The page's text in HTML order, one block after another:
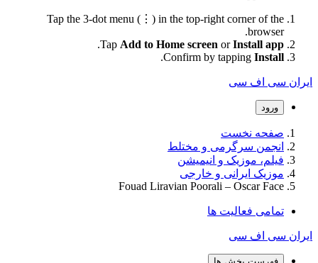
Tap the 3-dot menu (⋮) in the top-right corner of the
browser.
Tap Add to Home screen orInstall app
.
Confirm by tapping Install
.
ایران سی اف سی
ورود
صفحه نخست
انجمن سرگرمی و مختلط
فیلم، موزیک و انیمیشن
موزیک ایرانی و خارجی
Fouad Liravian Poorali – Oscar Face
تمامی فعالیت ها
ایران سی اف سی